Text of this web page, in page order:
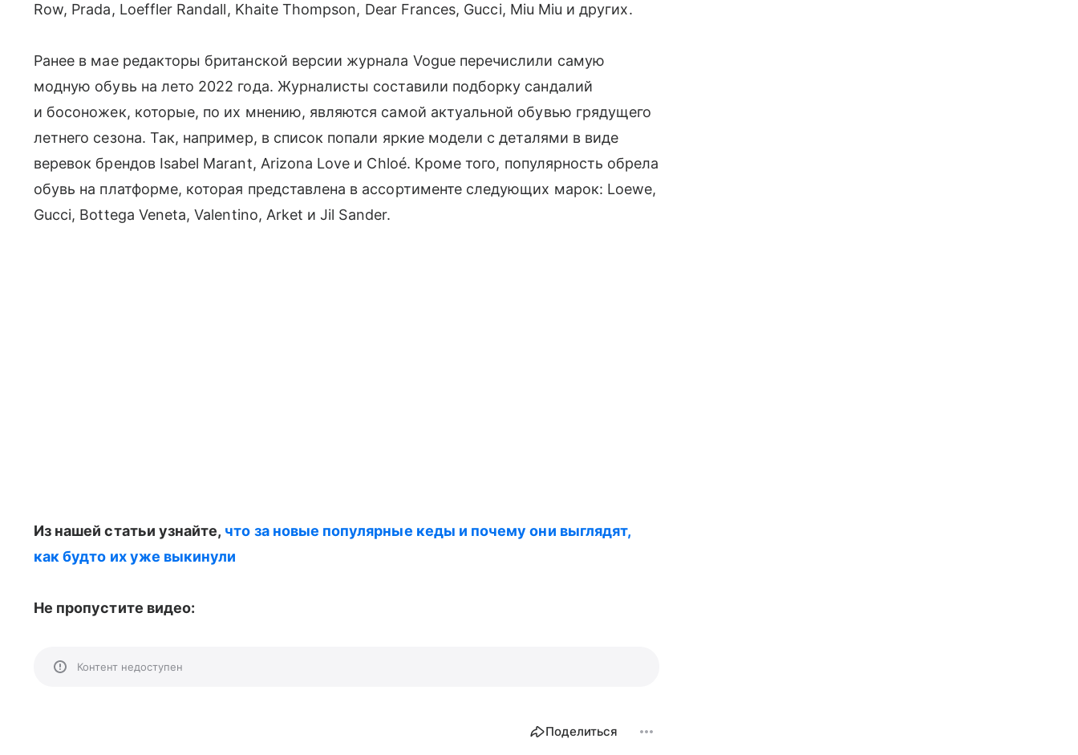
Row, Prada, Loeffler Randall, Khaite Thompson, Dear Frances, Gucci, Miu Miu и других.
Ранее в мае редакторы британской версии журнала Vogue перечислили самую
модную обувь на лето 2022 года. Журналисты составили подборку сандалий
и босоножек, которые, по их мнению, являются самой актуальной обувью грядущего
летнего сезона. Так, например, в список попали яркие модели с деталями в виде
веревок брендов Isabel Marant, Arizona Love и Chloé. Кроме того, популярность обрела
обувь на платформе, которая представлена в ассортименте следующих марок: Loewe,
Gucci, Bottega Veneta, Valentino, Arket и Jil Sander.
Из нашей статьи узнайте, что за новые популярные кеды и почему они выглядят,
как будто их уже выкинули
Не пропустите видео:
Контент недоступен
Поделиться